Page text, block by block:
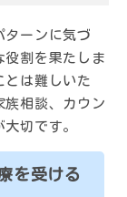
ターンに気づ
役割を果たしま
とは難しいた
族相談、カウン
切です。
を受ける